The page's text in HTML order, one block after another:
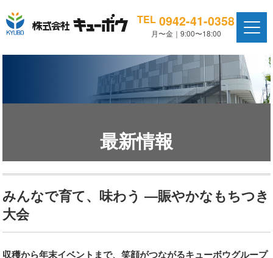
TEL 0942-41-0358
月〜金｜9:00〜18:00
最新情報
みんなで育て、味わう ―賑やかなもちつき
大会
収穫から年末イベントまで、笑顔がつながるキューボウグループ